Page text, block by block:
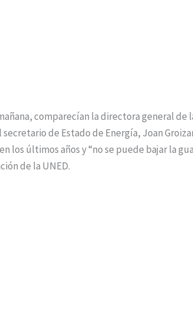
comparecían la directora general de
de Estado de Energía, Joan
los últimos años y “no se puede bajar la
de la UNED.